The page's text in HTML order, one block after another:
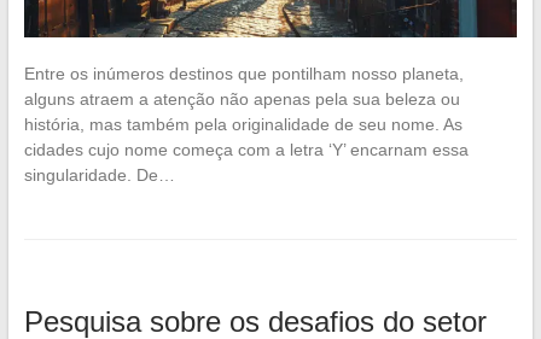
Entre os inúmeros destinos que pontilham nosso planeta,
alguns atraem a atenção não apenas pela sua beleza ou
história, mas também pela originalidade de seu nome. As
cidades cujo nome começa com a letra ‘Y’ encarnam essa
singularidade. De…
Pesquisa sobre os desafios do setor